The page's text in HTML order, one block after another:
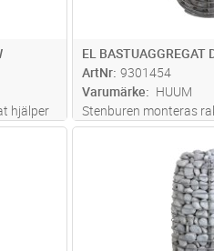
hjälper
heta
EL BASTUAGGREGAT
ArtNr 9301454
Varumärke
HUUM
Stenburen monteras
rökkanalen och fylls
vare de tillagda
hälla vatten avsevärt,
heta metallytor, som vi